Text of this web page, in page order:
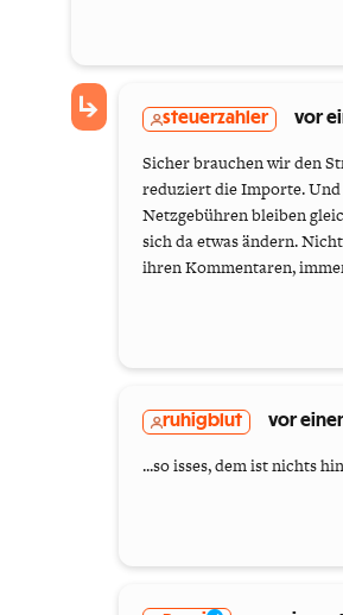
steuerzahler vor
Sicher brauchen wir den
reduziert die Importe.
Netzgebühren bleiben
sich da etwas ändern.
ihren Kommentaren,
ruhigblut vor
...so isses, dem ist nichts